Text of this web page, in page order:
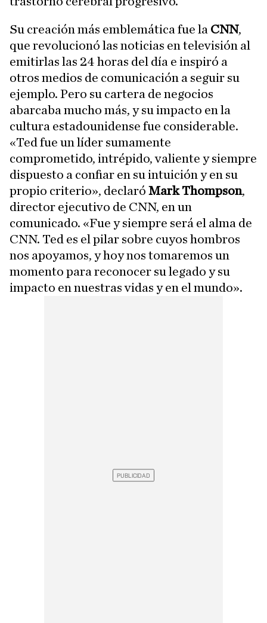
Su creación más emblemática fue la CNN,
que revolucionó las noticias en televisión al
emitirlas las 24 horas del día e inspiró a
otros medios de comunicación a seguir su
ejemplo. Pero su cartera de negocios
abarcaba mucho más, y su impacto en la
cultura estadounidense fue considerable.
«Ted fue un líder sumamente
comprometido, intrépido, valiente y siempre
dispuesto a confiar en su intuición y en su
propio criterio», declaró Mark Thompson,
director ejecutivo de CNN, en un
comunicado. «Fue y siempre será el alma de
CNN. Ted es el pilar sobre cuyos hombros
nos apoyamos, y hoy nos tomaremos un
momento para reconocer su legado y su
impacto en nuestras vidas y en el mundo».